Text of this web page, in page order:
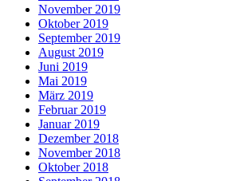
November 2019
Oktober 2019
September 2019
August 2019
Juni 2019
Mai 2019
März 2019
Februar 2019
Januar 2019
Dezember 2018
November 2018
Oktober 2018